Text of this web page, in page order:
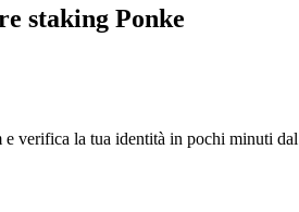
staking Ponke
verifica la tua identità in pochi minuti dal